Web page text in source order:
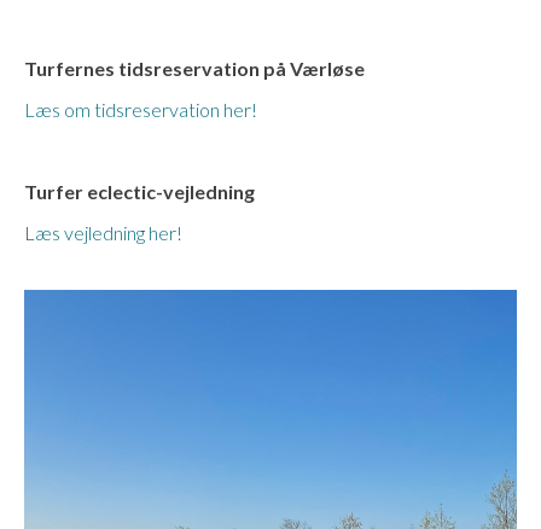
Turfernes tidsreservation på Værløse
Læs om tidsreservation her!
Turfer eclectic-vejledning
L æs vejledning her!